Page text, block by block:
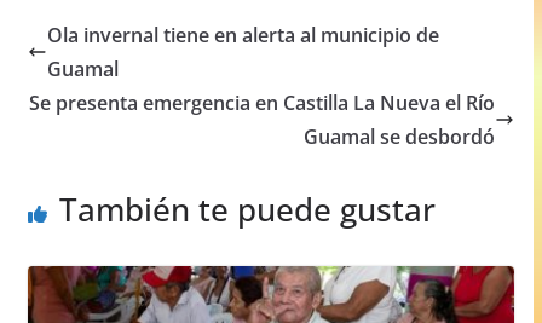
e
b
o
s
p
e
g
e
Ola invernal tiene en alerta al municipio de
Guamal
Se presenta emergencia en Castilla La Nueva el Río
Guamal se desbordó
También te puede gustar